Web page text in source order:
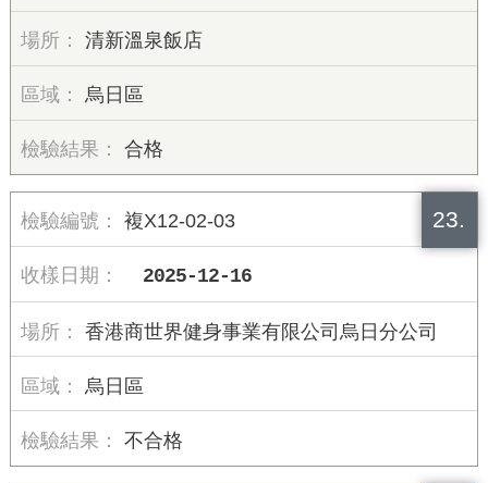
清新溫泉飯店
烏日區
合格
23.
複X12-02-03
2025-12-16
香港商世界健身事業有限公司烏日分公司
烏日區
不合格